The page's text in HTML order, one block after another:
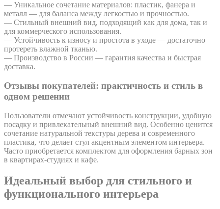
— Уникальное сочетание материалов: пластик, фанера и
металл — для баланса между легкостью и прочностью.
— Стильный внешний вид, подходящий как для дома, так и
для коммерческого использования.
— Устойчивость к износу и простота в уходе — достаточно
протереть влажной тканью.
— Производство в России — гарантия качества и быстрая
доставка.
Отзывы покупателей: практичность и стиль в
одном решении
Пользователи отмечают устойчивость конструкции, удобную
посадку и привлекательный внешний вид. Особенно ценится
сочетание натуральной текстуры дерева и современного
пластика, что делает стул акцентным элементом интерьера.
Часто приобретается комплектом для оформления барных зон
в квартирах-студиях и кафе.
Идеальный выбор для стильного и
функционального интерьера